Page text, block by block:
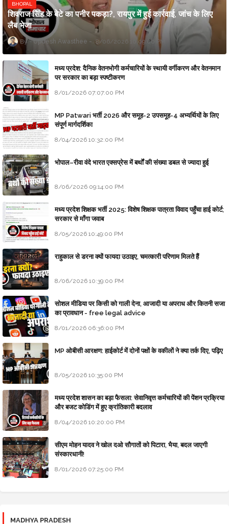
BHOPAL
शिवराज सिंह के बेटे का पनीर पकड़ा?, रायपुर में हुई कार्रवाई, जांच के लिए
लैब भेजा
Updesh Awasthee 8/06/2026 10:09:00 PM
मध्य प्रदेश: दैनिक वेतनभोगी कर्मचारियों के स्थायी वर्गीकरण और वेतनमान
पर सरकार का बड़ा स्पष्टीकरण
8/01/2026 07:07:00 PM
MP Patwari भर्ती 2026 और समूह-2 उपसमूह-4 अभ्यर्थियों के लिए
संपूर्ण मार्गदर्शिका
8/04/2026 10:32:00 PM
भोपाल–रीवा वंदे भारत एक्सप्रेस में बर्थों की संख्या डबल से ज्यादा हुई
8/06/2026 09:14:00 PM
मध्य प्रदेश शिक्षक भर्ती 2025: विशेष शिक्षक पात्रता विवाद पहुँचा हाई कोर्ट;
सरकार से माँगा जवाब
8/05/2026 10:49:00 PM
राहुकाल से डरना क्यों फायदा उठाइए, चमत्कारी परिणाम मिलते हैं
8/06/2026 10:39:00 PM
सोशल मीडिया पर किसी को गाली देना, आजादी या अपराध और कितनी सजा
का प्रावधान - free legal advice
8/01/2026 06:36:00 PM
MP ओबीसी आरक्षण: हाईकोर्ट में दोनों पक्षों के वकीलों ने क्या तर्क दिए, पढ़िए
8/05/2026 10:35:00 PM
मध्य प्रदेश शासन का बड़ा फैसला: सेवानिवृत्त कर्मचारियों की पेंशन प्रक्रिया
और बजट कोडिंग में हुए क्रांतिकारी बदलाव
8/04/2026 10:20:00 PM
सीएम मोहन यादव ने खोल दओ सौगातों को पिटारा, भैया, बदल जाएगी
संस्कारधानी!
8/01/2026 07:25:00 PM
MADHYA PRADESH